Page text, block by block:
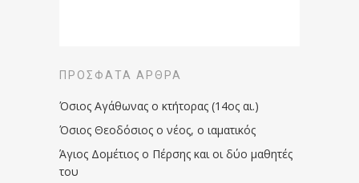
ΠΡΌΣΦΑΤΑ ΆΡΘΡΑ
Όσιος Αγάθωνας ο κτήτορας (14ος αι.)
Όσιος Θεοδόσιος ο νέος, ο ιαματικός
Άγιος Δομέτιος ο Πέρσης και οι δύο μαθητές
του